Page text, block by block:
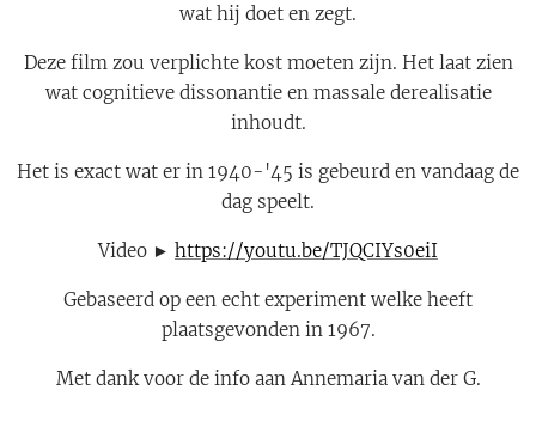
wat hij doet en zegt.
Deze film zou verplichte kost moeten zijn. Het laat zien
wat cognitieve dissonantie en massale derealisatie
inhoudt.
Het is exact wat er in 1940-'45 is gebeurd en vandaag de
dag speelt.
Video ► https://youtu.be/TJQCIYs0eiI
Gebaseerd op een echt experiment welke heeft
plaatsgevonden in 1967.
Met dank voor de info aan Annemaria van der G.